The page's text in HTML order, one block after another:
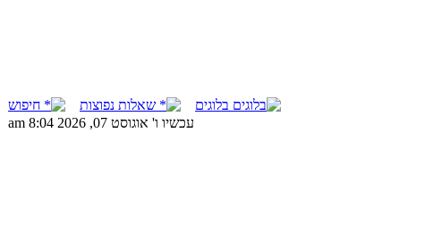
בלוגים שאלות נפוצות
חיפוש
עכשיו ו' אוגוסט 07, 2026 8:04 am